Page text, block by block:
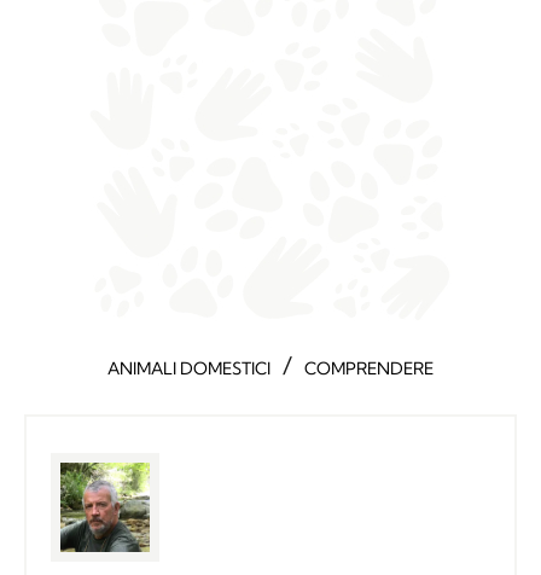
ANIMALI DOMESTICI / COMPRENDERE